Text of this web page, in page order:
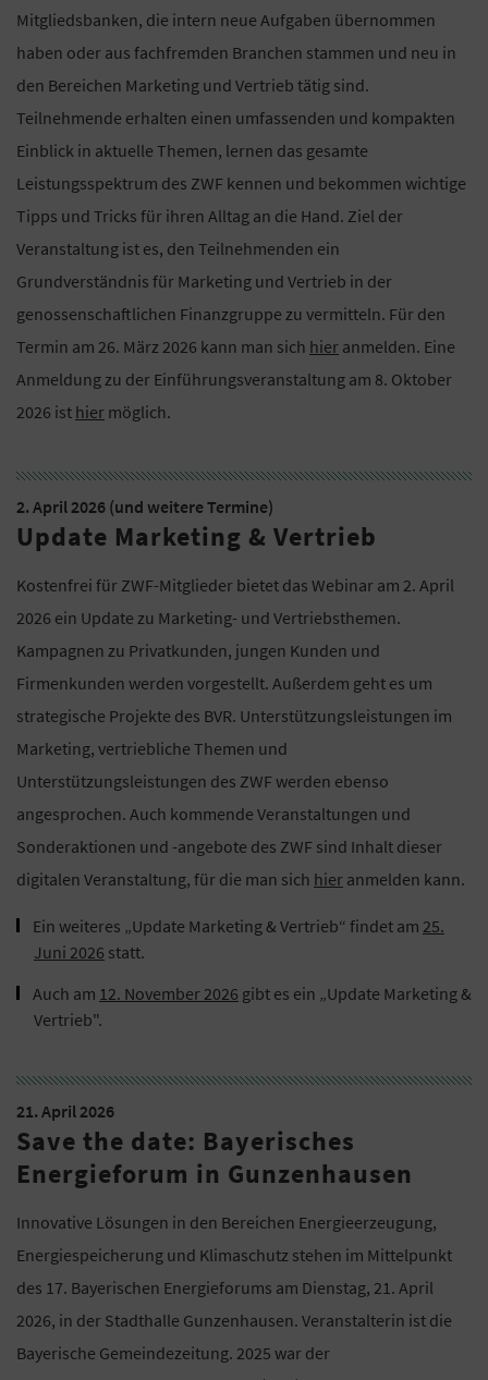
Mitgliedsbanken, die intern neue Aufgaben übernommen
haben oder aus fachfremden Branchen stammen und neu in
den Bereichen Marketing und Vertrieb tätig sind.
Teilnehmende erhalten einen umfassenden und kompakten
Einblick in aktuelle Themen, lernen das gesamte
Leistungsspektrum des ZWF kennen und bekommen wichtige
Tipps und Tricks für ihren Alltag an die Hand. Ziel der
Veranstaltung ist es, den Teilnehmenden ein
Grundverständnis für Marketing und Vertrieb in der
genossenschaftlichen Finanzgruppe zu vermitteln. Für den
Termin am 26. März 2026 kann man sich hier anmelden. Eine
Anmeldung zu der Einführungsveranstaltung am 8. Oktober
2026 ist hier möglich.
2. April 2026 (und weitere Termine)
Update Marketing & Vertrieb
Kostenfrei für ZWF-Mitglieder bietet das Webinar am 2. April
2026 ein Update zu Marketing- und Vertriebsthemen.
Kampagnen zu Privatkunden, jungen Kunden und
Firmenkunden werden vorgestellt. Außerdem geht es um
strategische Projekte des BVR. Unterstützungsleistungen im
Marketing, vertriebliche Themen und
Unterstützungsleistungen des ZWF werden ebenso
angesprochen. Auch kommende Veranstaltungen und
Sonderaktionen und -angebote des ZWF sind Inhalt dieser
digitalen Veranstaltung, für die man sich hier anmelden kann.
Ein weiteres „Update Marketing & Vertrieb“ findet am 25.
Juni 2026 statt.
Auch am 12. November 2026 gibt es ein „Update Marketing &
Vertrieb".
21. April 2026
Save the date: Bayerisches
Energieforum in Gunzenhausen
Innovative Lösungen in den Bereichen Energieerzeugung,
Energiespeicherung und Klimaschutz stehen im Mittelpunkt
des 17. Bayerischen Energieforums am Dienstag, 21. April
2026, in der Stadthalle Gunzenhausen. Veranstalterin ist die
Bayerische Gemeindezeitung. 2025 war der